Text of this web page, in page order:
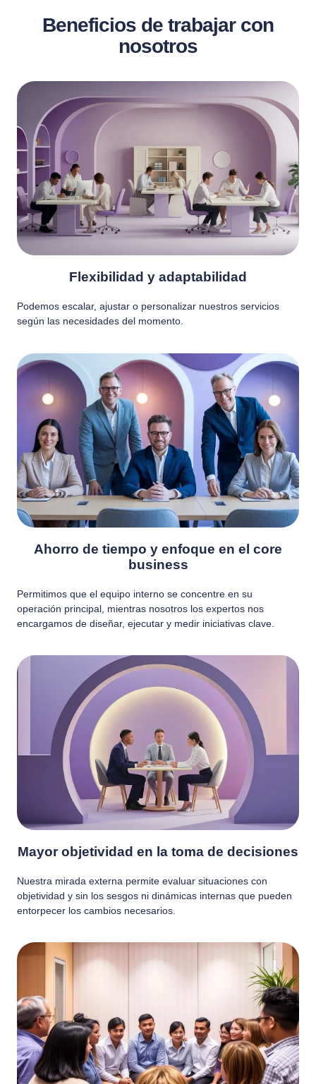
Beneficios de trabajar con
nosotros
Flexibilidad y adaptabilidad
Podemos escalar, ajustar o personalizar nuestros servicios
según las necesidades del momento.
Ahorro de tiempo y enfoque en el core
business
Permitimos que el equipo interno se concentre en su
operación principal, mientras nosotros los expertos nos
encargamos de diseñar, ejecutar y medir iniciativas clave.
Mayor objetividad en la toma de decisiones
Nuestra mirada externa permite evaluar situaciones con
objetividad y sin los sesgos ni dinámicas internas que pueden
entorpecer los cambios necesarios.